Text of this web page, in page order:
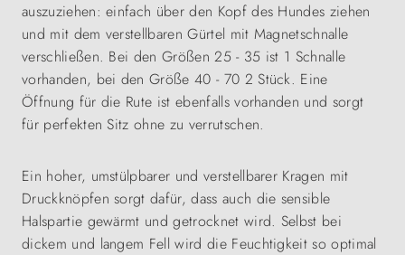
auszuziehen: einfach über den Kopf des Hundes ziehen
und mit dem verstellbaren Gürtel mit Magnetschnalle
verschließen. Bei den Größen 25 - 35 ist 1 Schnalle
vorhanden, bei den Größe 40 - 70 2 Stück. Eine
Öffnung für die Rute ist ebenfalls vorhanden und sorgt
für perfekten Sitz ohne zu verrutschen.
Ein hoher, umstülpbarer und verstellbarer Kragen mit
Druckknöpfen sorgt dafür, dass auch die sensible
Halspartie gewärmt und getrocknet wird. Selbst bei
dickem und langem Fell wird die Feuchtigkeit so optimal